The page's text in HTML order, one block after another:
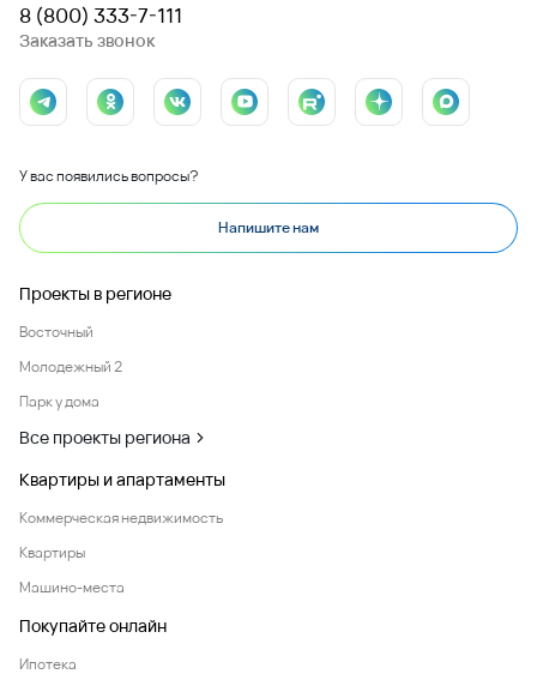
8 (800) 333-7-111
Заказать звонок
У вас появились вопросы?
Напишите нам
Проекты в регионе
Восточный
Молодежный 2
Парк у дома
Все проекты региона
Квартиры и апартаменты
Коммерческая недвижимость
Квартиры
Машино-места
Покупайте онлайн
Ипотека